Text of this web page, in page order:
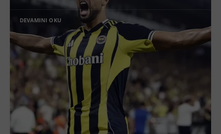
DEVAMINI OKU